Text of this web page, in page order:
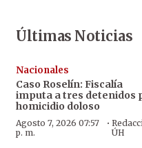
Últimas Noticias
Nacionales
Caso Roselín: Fiscalía
imputa a tres detenidos
homicidio doloso
Agosto 7, 2026 07:57
p. m.
·
ÚH